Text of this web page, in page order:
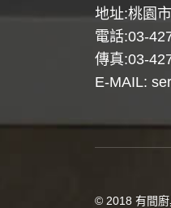
地址:桃園
電話:03-
傳真:03-
E-MAIL:
© 2018 有間廚